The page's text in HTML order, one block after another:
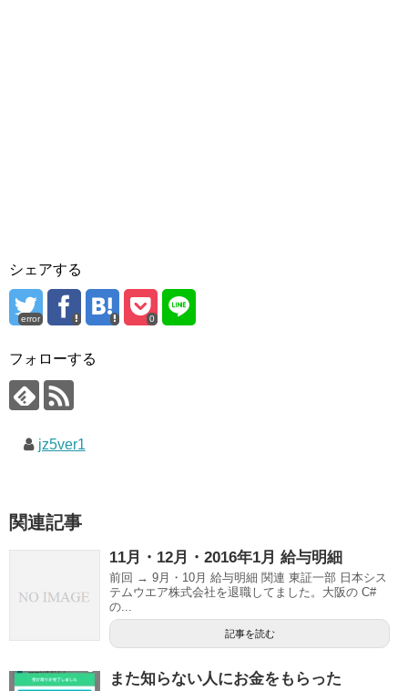
シェアする
error 0
フォローする
jz5ver1
関連記事
11月・12月・2016年1月 給与明細
前回 → 9月・10月 給与明細 関連 東証一部 日本シス
テムウエア株式会社を退職してました。大阪の C#
の...
記事を読む
また知らない人にお金をもらった